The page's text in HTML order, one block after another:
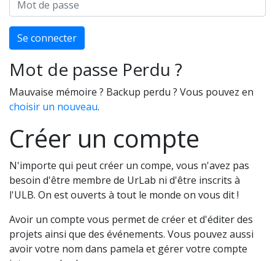
Se connecter
Mot de passe Perdu ?
Mauvaise mémoire ? Backup perdu ? Vous pouvez en
choisir un nouveau.
Créer un compte
N'importe qui peut créer un compe, vous n'avez pas
besoin d'être membre de UrLab ni d'être inscrits à
l'ULB. On est ouverts à tout le monde on vous dit !
Avoir un compte vous permet de créer et d'éditer des
projets ainsi que des événements. Vous pouvez aussi
avoir votre nom dans pamela et gérer votre compte